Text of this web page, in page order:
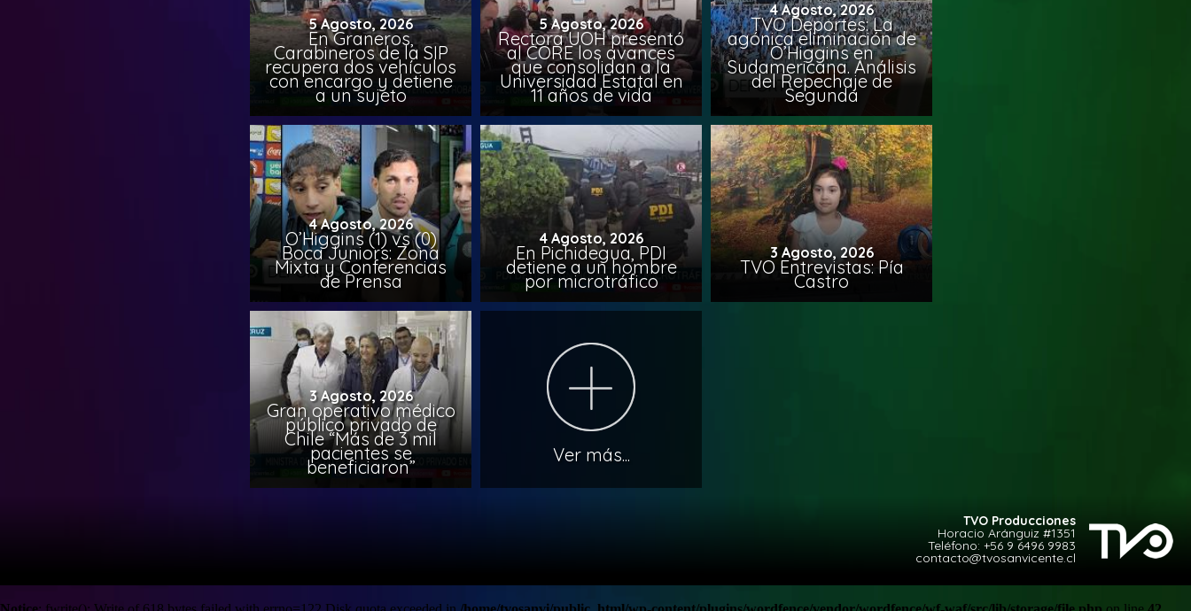
5 Agosto, 2026
En Graneros,
Carabineros de la SIP
recupera dos vehículos
con encargo y detiene
a un sujeto
5 Agosto, 2026
Rectora UOH presentó
al CORE los avances
que consolidan a la
Universidad Estatal en
11 años de vida
4 Agosto, 2026
TVO Deportes: La
agónica eliminación de
O’Higgins en
Sudamericana. Análisis
del Repechaje de
Segunda
4 Agosto, 2026
O’Higgins (1) vs (0)
Boca Juniors: Zona
Mixta y Conferencias
de Prensa
4 Agosto, 2026
En Pichidegua, PDI
detiene a un hombre
por microtráfico
3 Agosto, 2026
TVO Entrevistas: Pía
Castro
3 Agosto, 2026
Gran operativo médico
público privado de
Chile “Más de 3 mil
pacientes se
beneficiaron”
Ver más...
TVO Producciones
Horacio Aránguiz #1351
Teléfono: +56 9 6496 9983
contacto@tvosanvicente.cl